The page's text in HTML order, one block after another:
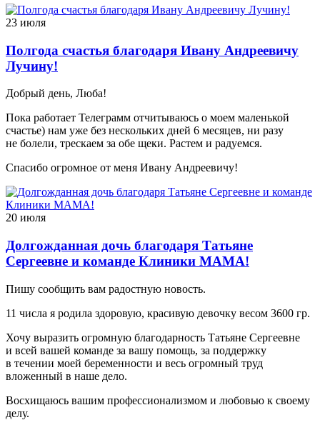
23 июля
Полгода счастья благодаря Ивану Андреевичу
Лучину!
Добрый день, Люба!
Пока работает Телеграмм отчитываюсь о моем маленькой
счастье) нам уже без нескольких дней 6 месяцев, ни разу
не болели, трескаем за обе щеки. Растем и радуемся.
Спасибо огромное от меня Ивану Андреевичу!
20 июля
Долгожданная дочь благодаря Татьяне
Сергеевне и команде Клиники МАМА!
Пишу сообщить вам радостную новость.
11 числа я родила здоровую, красивую девочку весом 3600 гр.
Хочу выразить огромную благодарность Татьяне Сергеевне
и всей вашей команде за вашу помощь, за поддержку
в течении моей беременности и весь огромный труд
вложенный в наше дело.
Восхищаюсь вашим профессионализмом и любовью к своему
делу.